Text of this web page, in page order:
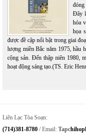
Đây
hóa
họa
được đề cập nổi bật trong giai
lượng miền Bắc năm 1975, hầu
cộng sản. Đến thập niên 1980,
hoạt động sáng tạo.(TS. Eric
Liên Lạc Tòa Soạn:
(714)381-8780 / Email: Tapc